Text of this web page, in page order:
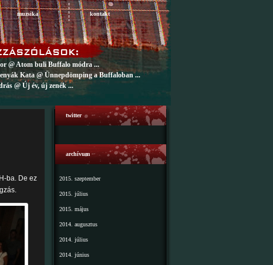
muzsika kontakt
@ Atom buli Buffalo módra ...
Kata @ Ünnepdömping a Buffaloban ...
@ Új év, új zenék ...
ba. De ez
twitter
archívum
2015. szeptember
2015. július
2015. május
2014. augusztus
2014. július
2014. június